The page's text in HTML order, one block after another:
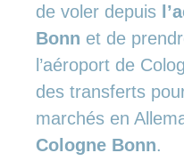
de voler depuis
Bonn et de
l’aéroport de
des transferts
marchés en
Cologne Bonn.